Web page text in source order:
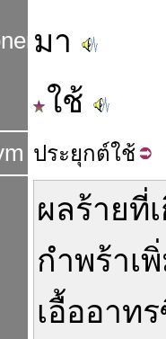
มา
ใช้
ประยุกต์ใช้
ผลร้ายที่
กำพร้าเ
เอื้ออาทร